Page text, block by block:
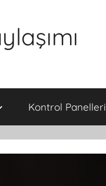
Kontrol Panelleri